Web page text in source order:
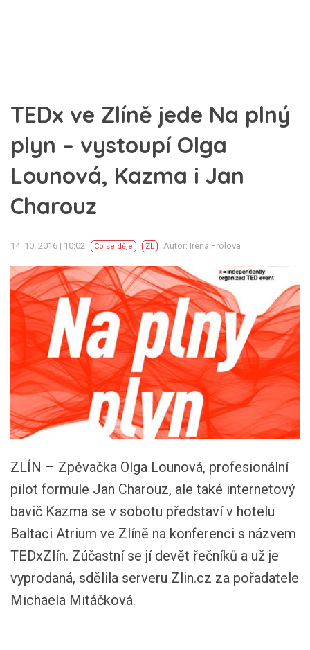
TEDx ve Zlíně jede Na plný
plyn – vystoupí Olga
Lounová, Kazma i Jan
Charouz
14. 10. 2016 | 10:02 Co se děje ZL Autor: Irena Frolová
ZLÍN – Zpěvačka Olga Lounová, profesionální
pilot formule Jan Charouz, ale také internetový
bavič Kazma se v sobotu představí v hotelu
Baltaci Atrium ve Zlíně na konferenci s názvem
TEDxZlín. Zúčastní se jí devět řečníků a už je
vyprodaná, sdělila serveru Zlin.cz za pořadatele
Michaela Mitáčková.